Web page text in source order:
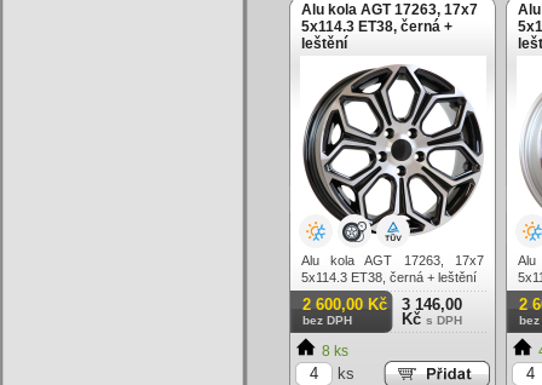
Alu kola AGT 17263, 17x7
5x114.3 ET38, černá +
leštění
Alu kola AGT 17263, 17x7
5x114.3 ET38, černá + leštění
2 600,00 Kč
bez DPH
3 146,00
Kč s DPH
8 ks
ks
2
bez